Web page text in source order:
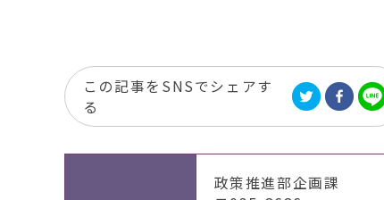
この記事をSNSでシェアす
る
政策推進部企画課